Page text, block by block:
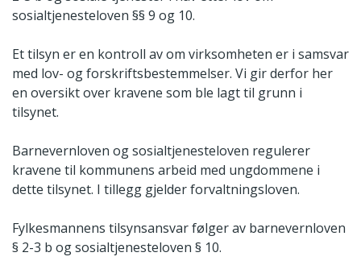
sosialtjenesteloven §§ 9 og 10.
Et tilsyn er en kontroll av om virksomheten er i samsvar
med lov- og forskriftsbestemmelser. Vi gir derfor her
en oversikt over kravene som ble lagt til grunn i
tilsynet.
Barnevernloven og sosialtjenesteloven regulerer
kravene til kommunens arbeid med ungdommene i
dette tilsynet. I tillegg gjelder forvaltningsloven.
Fylkesmannens tilsynsansvar følger av barnevernloven
§ 2-3 b og sosialtjenesteloven § 10.